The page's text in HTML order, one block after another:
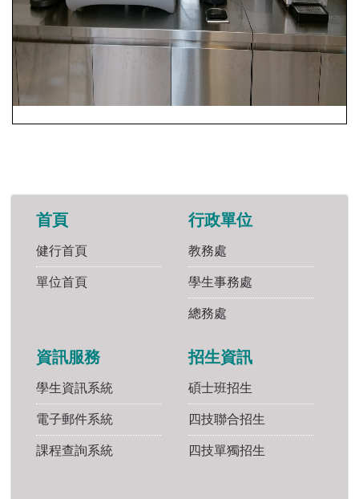
首頁
健行首頁
單位首頁
行政單位
教務處
學生事務處
總務處
資訊服務
學生資訊系統
電子郵件系統
課程查詢系統
招生資訊
碩士班招生
四技聯合招生
四技單獨招生